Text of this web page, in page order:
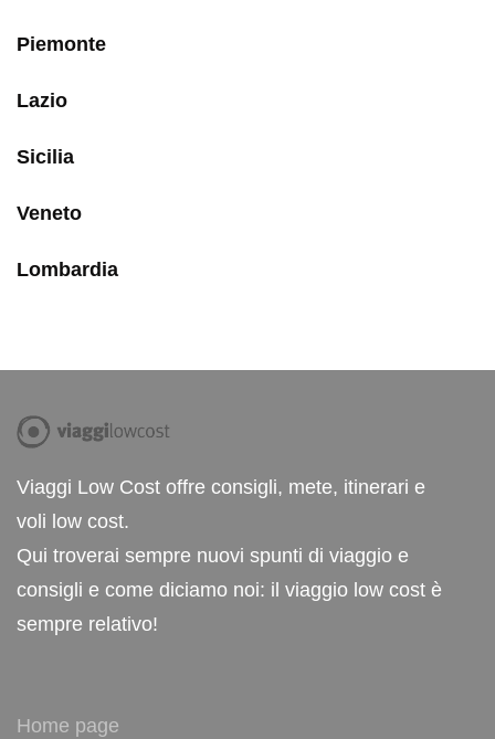
Piemonte
Lazio
Sicilia
Veneto
Lombardia
Viaggi Low Cost offre consigli, mete, itinerari e
voli low cost.
Qui troverai sempre nuovi spunti di viaggio e
consigli e come diciamo noi: il viaggio low cost è
sempre relativo!
Home page